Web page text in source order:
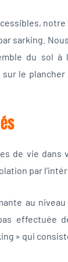
notre
sarking.
du sol à
le
de vie
par
au
effectuée
» qui